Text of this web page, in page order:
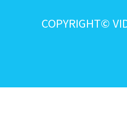
COPYRIGHT©